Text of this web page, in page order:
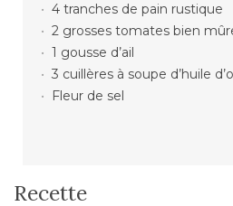
4 tranches de pain rustique
2 grosses tomates bien
1 gousse d’ail
3 cuillères à soupe d’huile
Fleur de sel
Recette